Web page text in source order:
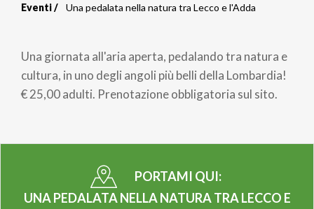
Briciole
di
pane
Eventi Una pedalata nella natura tra Lecco e l'Adda
Una giornata all'aria aperta, pedalando tra natura e
cultura, in uno degli angoli più belli della Lombardia!
€ 25,00 adulti. Prenotazione obbligatoria sul sito.
PORTAMI QUI:
UNA PEDALATA NELLA NATURA TRA LECCO E